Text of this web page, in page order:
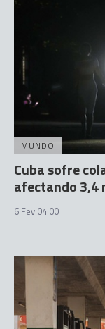
MUNDO
Cuba sofre
afectando 3,4
6 Fev 04:00